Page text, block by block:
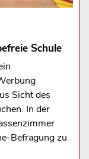
Schule
Sicht des
In der
Befragung zu